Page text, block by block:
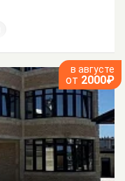
в августе
от 2000₽